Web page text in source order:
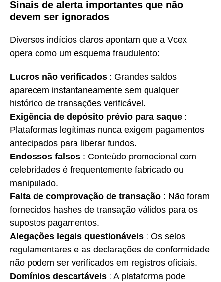
Sinais de alerta importantes que não
devem ser ignorados
Diversos indícios claros apontam que a Vcex
opera como um esquema fraudulento:
Lucros não verificados : Grandes saldos
aparecem instantaneamente sem qualquer
histórico de transações verificável.
Exigência de depósito prévio para saque :
Plataformas legítimas nunca exigem pagamentos
antecipados para liberar fundos.
Endossos falsos : Conteúdo promocional com
celebridades é frequentemente fabricado ou
manipulado.
Falta de comprovação de transação : Não foram
fornecidos hashes de transação válidos para os
supostos pagamentos.
Alegações legais questionáveis : Os selos
regulamentares e as declarações de conformidade
não podem ser verificados em registros oficiais.
Domínios descartáveis : A plataforma pode